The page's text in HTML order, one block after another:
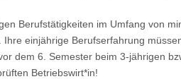
Berufstätigkeiten im Umfang von
einjährige Berufserfahrung
dem 6. Semester beim 3-jährigen
Betriebswirt*in!